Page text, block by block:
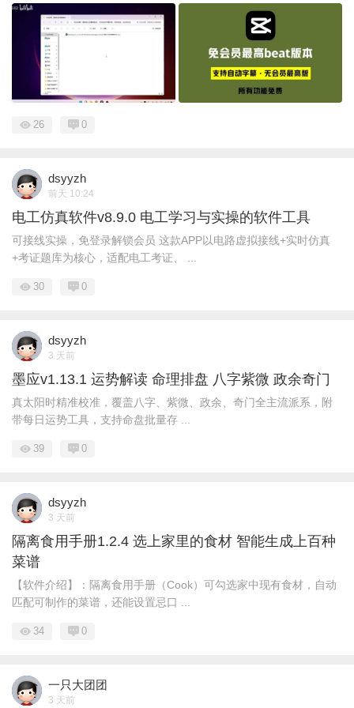
26 0
dsyyzh
前天 10:24
电工仿真软件v8.9.0 电工学习与实操的软件工具
可接线实操，免登录解锁会员 这款APP以电路虚拟接线+实时仿真
+考证题库为核心，适配电工考证、 ...
30 0
dsyyzh
3 天前
墨应v1.13.1 运势解读 命理排盘 八字紫微 政余奇门
真太阳时精准校准，覆盖八字、紫微、政余、奇门全主流派系，附
带每日运势工具，支持命盘批量存 ...
39 0
dsyyzh
3 天前
隔离食用手册1.2.4 选上家里的食材 智能生成上百种
菜谱
【软件介绍】：隔离食用手册（Cook）可勾选家中现有食材，自动
匹配可制作的菜谱，还能设置忌口 ...
34 0
一只大团团
3 天前